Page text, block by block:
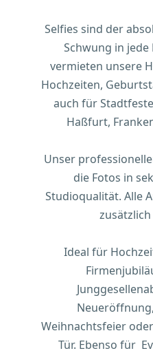
Selfies sind der
Schwung in jede
vermieten unsere
Hochzeiten,
auch für
Haßfurt,
Unser
die Fotos in
Studioqualität. Alle
Ideal für
Weihnachtsfeier
Tür. Ebenso für